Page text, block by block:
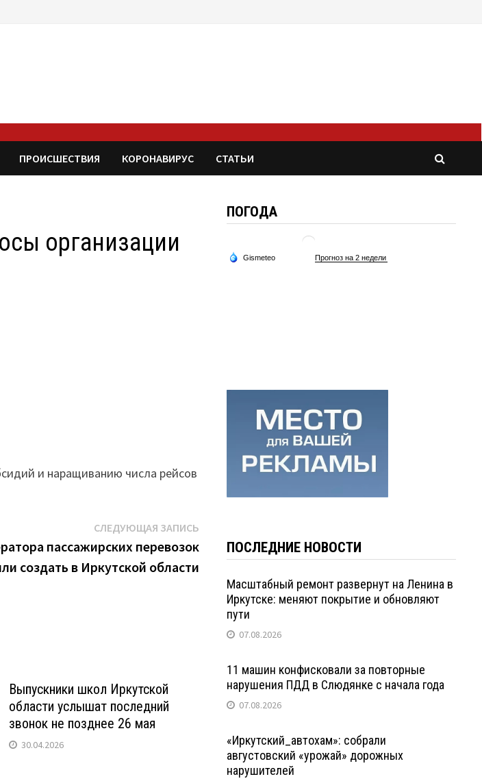
ПРОИСШЕСТВИЯ КОРОНАВИРУС СТАТЬИ
организации
и наращиванию числа рейсов
СЛЕДУЮЩАЯ ЗАПИСЬСледующая
запись:
пассажирских перевозок
создать в Иркутской области
Выпускники школ Иркутской
области услышат последний
звонок не позднее 26 мая
30.04.2026
ПОГОДА
ПОСЛЕДНИЕ НОВОСТИ
Масштабный ремонт развернут на Ленина в
Иркутске: меняют покрытие и обновляют
пути
07.08.2026
11 машин конфисковали за повторные
нарушения ПДД в Слюдянке с начала года
07.08.2026
«Иркутский_автохам»: собрали
августовский «урожай» дорожных
нарушителей